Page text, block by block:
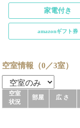
家電付き
amazonギフト券
空室情報（0／3室）
空室
状況
部屋 広 さ